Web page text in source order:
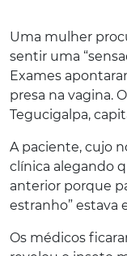
Uma mulher
sentir uma
Exames
presa na vagina.
Tegucigalpa,
A paciente, cujo
clínica alegando
anterior porque
estranho” estava
Os médicos